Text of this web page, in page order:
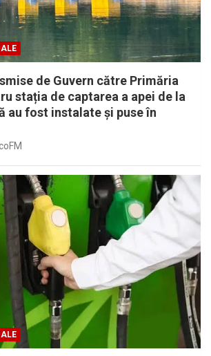
de Guvern către Primăria
stația de captarea a apei de la
au fost instalate și puse în